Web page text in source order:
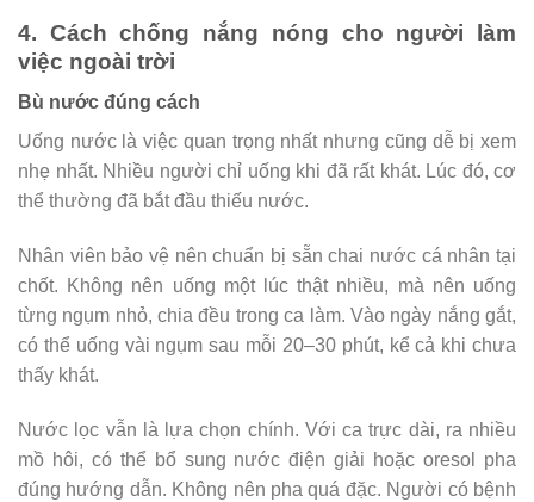
4. Cách chống nắng nóng cho người làm
việc ngoài trời
Bù nước đúng cách
Uống nước là việc quan trọng nhất nhưng cũng dễ bị xem
nhẹ nhất. Nhiều người chỉ uống khi đã rất khát. Lúc đó, cơ
thể thường đã bắt đầu thiếu nước.
Nhân viên bảo vệ nên chuẩn bị sẵn chai nước cá nhân tại
chốt. Không nên uống một lúc thật nhiều, mà nên uống
từng ngụm nhỏ, chia đều trong ca làm. Vào ngày nắng gắt,
có thể uống vài ngụm sau mỗi 20–30 phút, kể cả khi chưa
thấy khát.
Nước lọc vẫn là lựa chọn chính. Với ca trực dài, ra nhiều
mồ hôi, có thể bổ sung nước điện giải hoặc oresol pha
đúng hướng dẫn. Không nên pha quá đặc. Người có bệnh